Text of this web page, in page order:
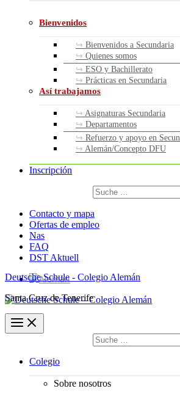
Bienvenidos
Bienvenidos a Secundaria
Quienes somos
ESO y Bachillerato
Prácticas en Secundaria
Así trabajamos
Asignaturas Secundaria
Departamentos
Refuerzo y apoyo en
Alemán/Concepto DFU
Inscripción
Buscar
por:
Contacto y mapa
Ofertas de empleo
Nas
FAQ
DST Aktuell
Deutsche Schule - Colegio Alemán
Santa Cruz de Tenerife
Buscar
por:
Colegio
Sobre nosotros